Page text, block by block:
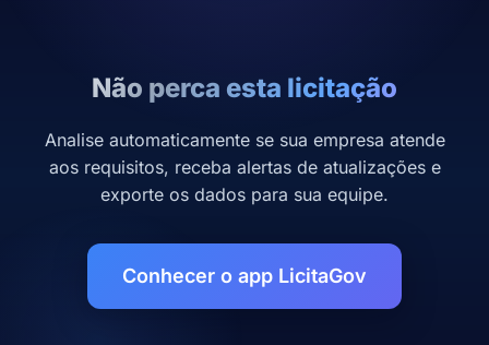
Não perca esta licitação
Analise automaticamente se sua empresa atende
aos requisitos, receba alertas de atualizações e
exporte os dados para sua equipe.
Conhecer o app LicitaGov